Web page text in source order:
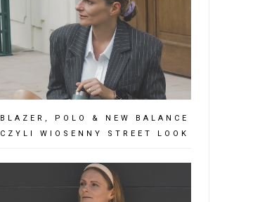
BLAZER, POLO & NEW BALANCE
CZYLI WIOSENNY STREET LOOK